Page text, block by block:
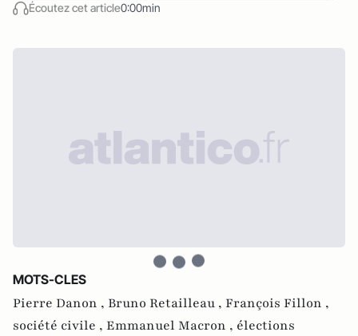
Écoutez cet article0:00min
MOTS-CLES
Pierre Danon , Bruno Retailleau , François Fillon ,
société civile , Emmanuel Macron , élections